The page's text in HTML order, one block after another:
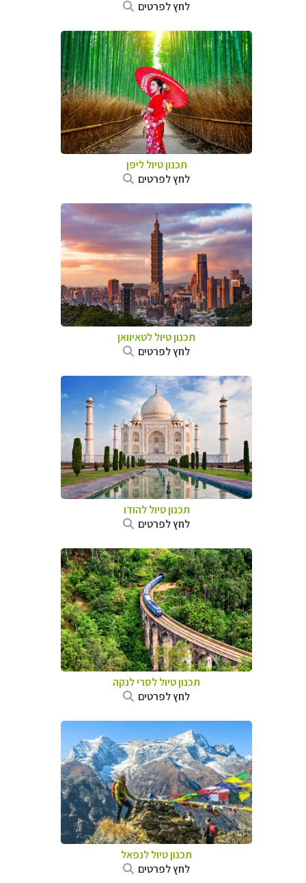
לחץ לפרטים
תכנון טיולליפן
לחץ לפרטים
תכנון טיוללטאיוואן
לחץ לפרטים
תכנון טיוללהודו
לחץ לפרטים
תכנון טיוללסרי לנקה
לחץ לפרטים
תכנון טיול לנפאל
לחץ לפרטים